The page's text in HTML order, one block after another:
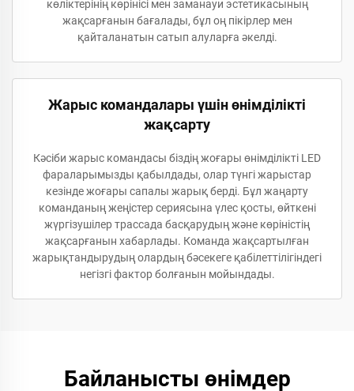
көліктерінің көрінісі мен заманауи эстетикасының
жақсарғанын бағалады, бұл оң пікірлер мен
қайталанатын сатып алуларға әкелді.
Жарыс командалары үшін өнімділікті
жақсарту
Кәсіби жарыс командасы біздің жоғары өнімділікті LED
фараларымызды қабылдады, олар түнгі жарыстар
кезінде жоғары сапалы жарық берді. Бұл жаңарту
команданың жеңістер сериясына үлес қосты, өйткені
жүргізушілер трассада басқарудың және көріністің
жақсарғанын хабарлады. Команда жақсартылған
жарықтандырудың олардың бәсекеге қабілеттілігіндегі
негізгі фактор болғанын мойындады.
Байланысты өнімдер